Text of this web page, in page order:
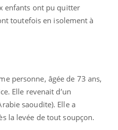
enfants ont pu quitter
toutefois en isolement à
personne, âgée de 73 ans,
Elle revenait d’un
saoudite). Elle a
la levée de tout soupçon.